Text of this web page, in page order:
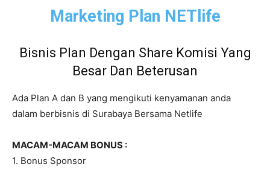
Marketing Plan NETlife
Bisnis Plan Dengan Share Komisi Yang
Besar Dan Beterusan
Ada Plan A dan B yang mengikuti kenyamanan anda
dalam berbisnis di Surabaya Bersama Netlife
MACAM-MACAM BONUS :
1. Bonus Sponsor